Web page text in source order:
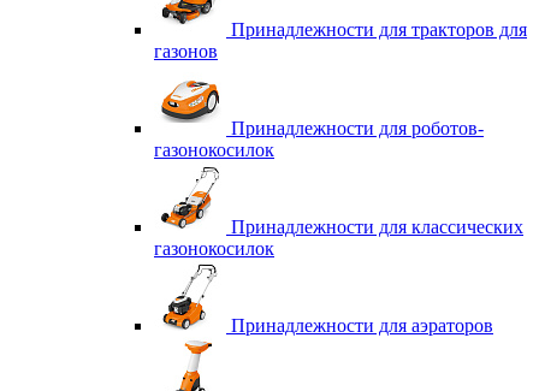
Принадлежности для тракторов для
газонов
Принадлежности для роботов-
газонокосилок
Принадлежности для классических
газонокосилок
Принадлежности для аэраторов